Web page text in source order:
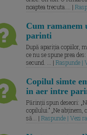
noaptea trecuta.... |
Cum ramanem
parinti
După apariția copiilor,
ce nu se spune prea
secund. ... | Raspunde |
Copilul simte
in aer intre
Părinții spun deseori:
copilului.” „Ne abținem,
să... | Raspunde | Vezi